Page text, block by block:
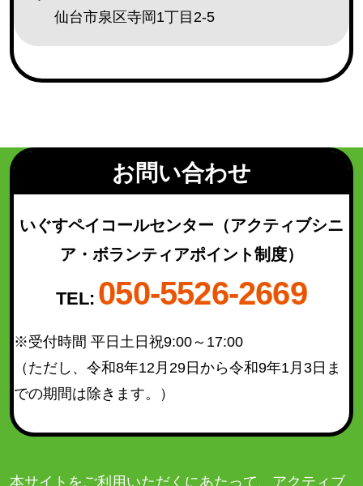
地区・エリア
泉区(130)
青葉区（宮城総合支所管内）
(21)
太白区（秋保総合支所管内）
(16)
仙台市泉区寺岡1丁目2-5
お問い合わせ
いぐすペイコールセンター （アクティブシニ
ア・ボランティアポイント制度）
TEL: 050-5526-2669
※受付時間 平日土日祝9:00～17:00
（ただし、令和8年12月29日から令和9年1月3日ま
での期間は除きます。）
本サイトをご利用いただくにあたって、アクティブ